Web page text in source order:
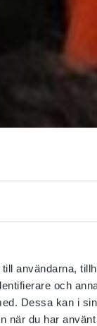
användarna,
och
Dessa kan i
när du har